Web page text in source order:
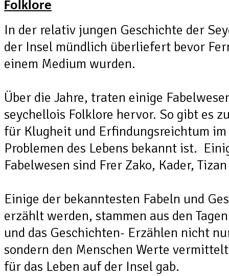
Folklore
In der relativ jungen Geschichte der
der Insel mündlich überliefert bevor
einem Medium wurden.
Über die Jahre, traten einige
seychellois Folklore hervor. So gibt es
für Klugheit und Erfindungsreichtum
Problemen des Lebens bekannt ist.
Fabelwesen sind Frer Zako, Kader,
Einige der bekanntesten Fabeln und
erzählt werden, stammen aus den
und das Geschichten- Erzählen nicht
sondern den Menschen Werte
für das Leben auf der Insel gab.